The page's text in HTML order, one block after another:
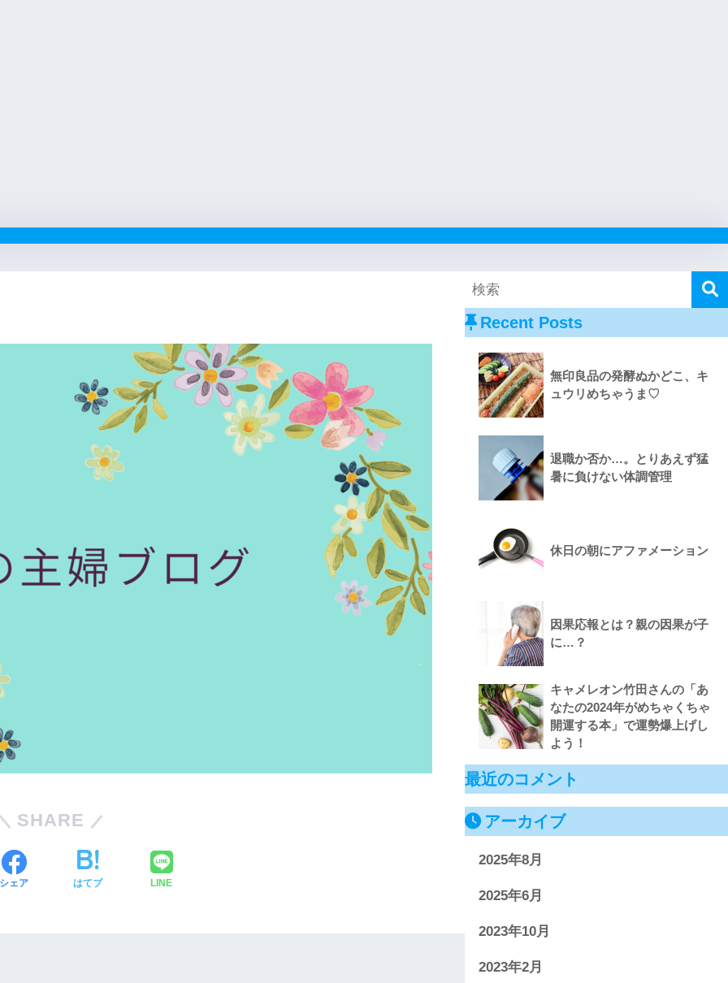
SHARE
ェア はてブ LINE
Recent Posts
無印良品の発酵ぬかどこ、キ
ュウリめちゃうま♡
退職か否か…。とりあえず猛
暑に負けない体調管理
休日の朝にアファメーション
因果応報とは？親の因果が子
に…？
キャメレオン竹田さんの「あ
なたの2024年がめちゃくちゃ
開運する本」で運勢爆上げし
よう！
最近のコメント
アーカイブ
2025年8月
2025年6月
2023年10月
2023年2月